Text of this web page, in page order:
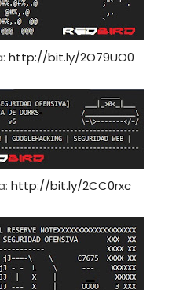
http://bit.ly/2O79UO0
http://bit.ly/2CC0rxc